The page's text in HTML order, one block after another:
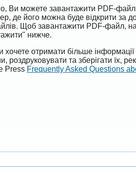
Ви можете завантажити PDF-
де його можна буде відкрити за
Щоб завантажити PDF-файл,
нижче.
отримати більше
роздруковувати та зберігати їх,
Press Frequently Asked Questions